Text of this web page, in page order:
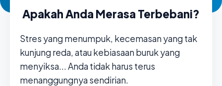
Apakah Anda Merasa Terbebani?
Stres yang menumpuk, kecemasan yang tak
kunjung reda, atau kebiasaan buruk yang
menyiksa... Anda tidak harus terus
menanggungnya sendirian.